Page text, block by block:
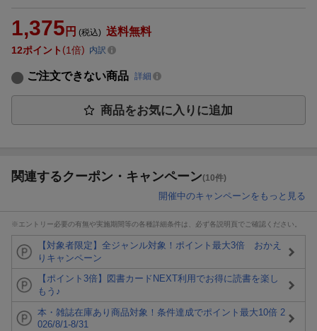
1,375 円 (税込) 送料無料
12ポイント 1倍 内訳
ご注文できない商品 詳細
商品をお気に入りに追加
関連するクーポン・キャンペーン(10件)
開催中のキャンペーンをもっと見る
※エントリー必要の有無や実施期間等の各種詳細条件は、必ず各説明頁でご確認ください。
【対象者限定】全ジャンル対象！ポイント最大3倍 おかえ
りキャンペーン
【ポイント3倍】図書カードNEXT利用でお得に読書を楽し
もう♪
本・雑誌在庫あり商品対象！条件達成でポイント最大10倍 2
026/8/1-8/31